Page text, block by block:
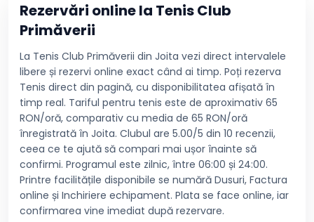
Rezervări online la Tenis Club
Primăverii
La Tenis Club Primăverii din Joita vezi direct intervalele
libere și rezervi online exact când ai timp. Poți rezerva
Tenis direct din pagină, cu disponibilitatea afișată în
timp real. Tariful pentru tenis este de aproximativ 65
RON/oră, comparativ cu media de 65 RON/oră
înregistrată în Joita. Clubul are 5.00/5 din 10 recenzii,
ceea ce te ajută să compari mai ușor înainte să
confirmi. Programul este zilnic, între 06:00 și 24:00.
Printre facilitățile disponibile se numără Dusuri, Factura
online și Inchiriere echipament. Plata se face online, iar
confirmarea vine imediat după rezervare.